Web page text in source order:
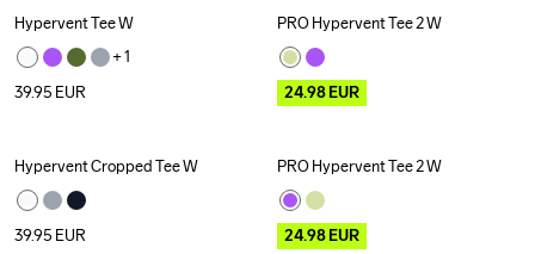
Hypervent Tee W
+ 1
39.95 EUR
Outlet
PRO Hypervent Tee 2 W
24.98EUR
Hypervent Cropped Tee W
39.95 EUR
Outlet
PRO Hypervent Tee 2 W
24.98EUR